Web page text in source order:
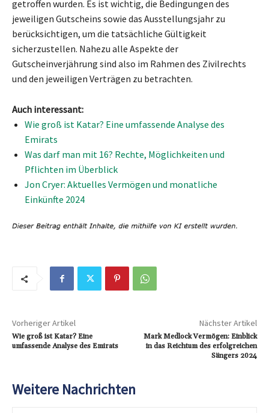
getroffen wurden. Es ist wichtig, die Bedingungen des
jeweiligen Gutscheins sowie das Ausstellungsjahr zu
berücksichtigen, um die tatsächliche Gültigkeit
sicherzustellen. Nahezu alle Aspekte der
Gutscheinverjährung sind also im Rahmen des Zivilrechts
und den jeweiligen Verträgen zu betrachten.
Auch interessant:
Wie groß ist Katar? Eine umfassende Analyse des
Emirats
Was darf man mit 16? Rechte, Möglichkeiten und
Pflichten im Überblick
Jon Cryer: Aktuelles Vermögen und monatliche
Einkünfte 2024
Vorheriger Artikel
Wie groß ist Katar? Eine
umfassende Analyse des Emirats
Nächster Artikel
Mark Medlock Vermögen: Einblick
in das Reichtum des erfolgreichen
Sängers 2024
Weitere Nachrichten